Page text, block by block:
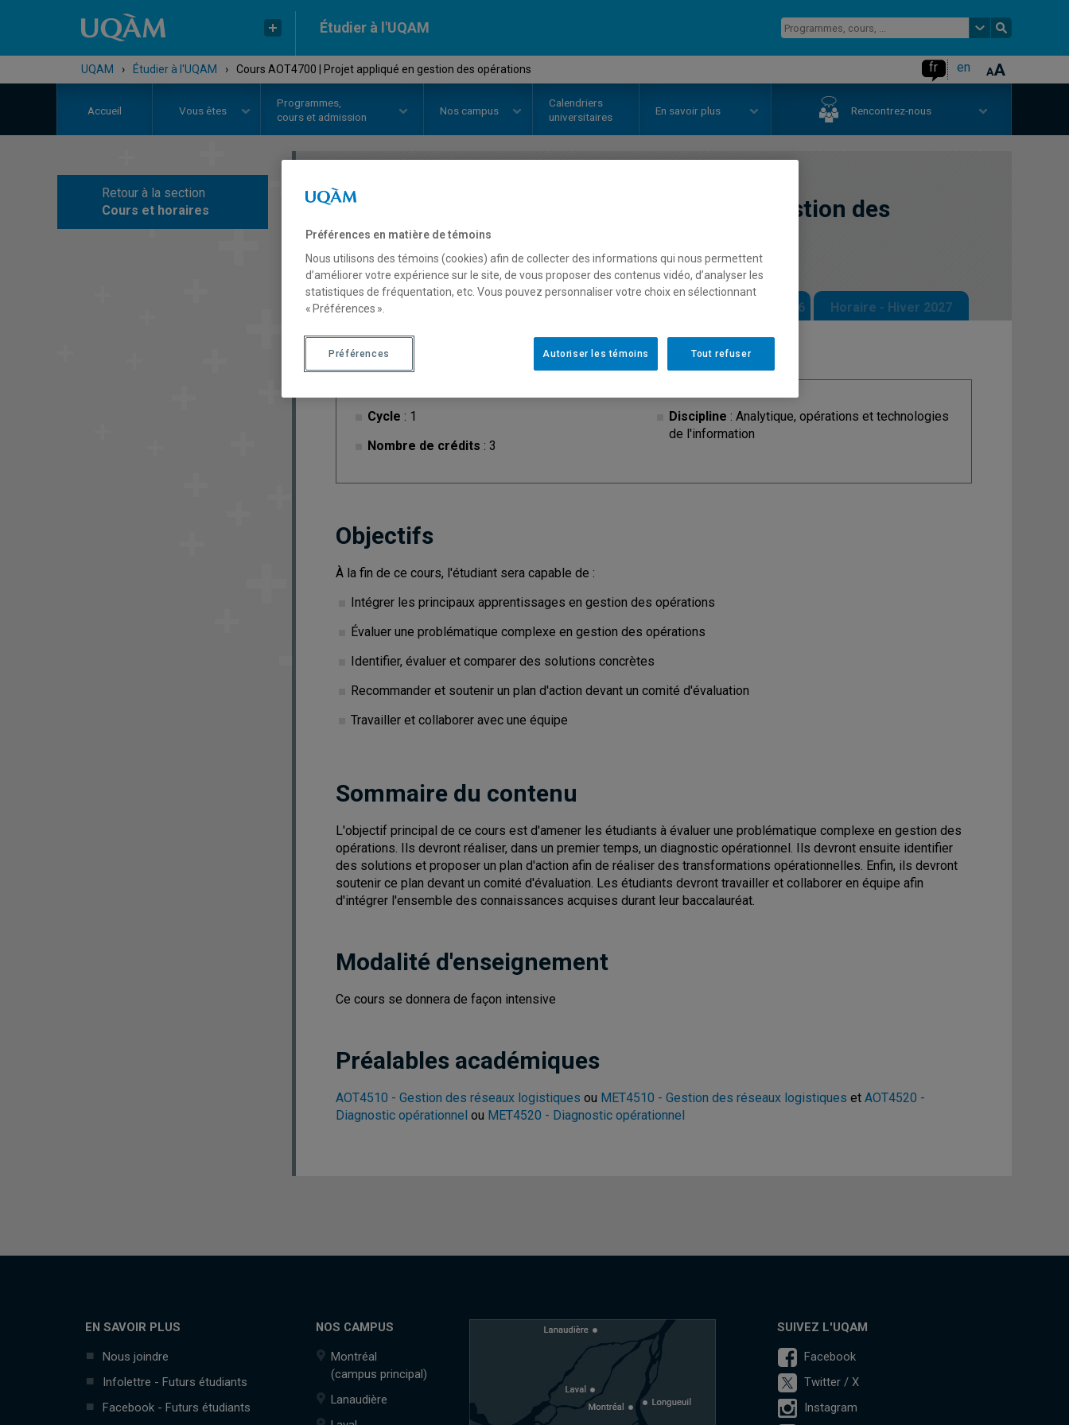
Étudier à l'UQAM
UQAM › Étudier à l'UQAM › Cours AOT4700 | Projet appliqué en gestion des opérations fr en
Accueil Vous êtes
Programmes,
cours et admission
Nos campus
Calendriers
universitaires
En savoir plus Rencontrez-nous
Retour à la section
Cours et horaires
COURS
Projet appliqué en gestion des
opérations
Description Horaire - Automne 2026 Horaire - Hiver 2027
Cycle : 1
Nombre de crédits : 3
Discipline : Analytique, opérations et technologies
de l'information
Objectifs
À la fin de ce cours, l'étudiant sera capable de :
Intégrer les principaux apprentissages en gestion des opérations
Évaluer une problématique complexe en gestion des opérations
Identifier, évaluer et comparer des solutions concrètes
Recommander et soutenir un plan d'action devant un comité d'évaluation
Travailler et collaborer avec une équipe
Sommaire du contenu
L'objectif principal de ce cours est d'amener les étudiants à évaluer une problématique complexe en gestion des
opérations. Ils devront réaliser, dans un premier temps, un diagnostic opérationnel. Ils devront ensuite identifier
des solutions et proposer un plan d'action afin de réaliser des transformations opérationnelles. Enfin, ils devront
soutenir ce plan devant un comité d'évaluation. Les étudiants devront travailler et collaborer en équipe afin
d'intégrer l'ensemble des connaissances acquises durant leur baccalauréat.
Modalité d'enseignement
Ce cours se donnera de façon intensive
Préalables académiques
AOT4510 - Gestion des réseaux logistiques ou MET4510 - Gestion des réseaux logistiques et AOT4520 -
Diagnostic opérationnel ou MET4520 - Diagnostic opérationnel
EN SAVOIR PLUS
Nous joindre
Infolettre - Futurs étudiants
Facebook - Futurs étudiants
NOS CAMPUS
Montréal
(campus principal)
Lanaudière
SUIVEZ L'UQAM
Facebook
Twitter / X
Instagram
Préférences en matière de témoins
Nous utilisons des témoins (cookies) afin de collecter des informations qui nous permettent
d’améliorer votre expérience sur le site, de vous proposer des contenus vidéo, d’analyser les
statistiques de fréquentation, etc. Vous pouvez personnaliser votre choix en sélectionnant
« Préférences ».
Tout refuser
Autoriser les témoins
Préférences